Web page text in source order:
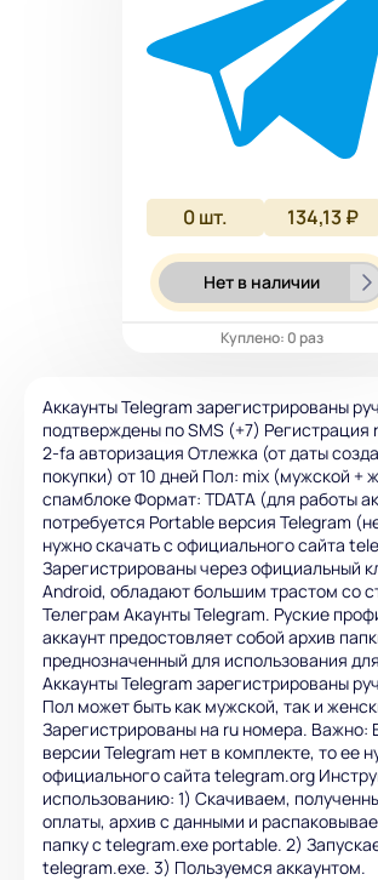
0шт. 134,13 ₽
Нет в наличии
Куплено: 0 раз
Аккаунты Telegram зарегистрированы
подтверждены по SMS (+7) Регистрация
2-fa авторизация Отлежка (от даты
покупки) от 10 дней Пол: mix (мужской +
спамблоке Формат: TDATA (для работы
потребуется Portable версия Telegram
нужно скачать с официального сайта
Зарегистрированы через официальный
Android, обладают большим трастом со
Телеграм Акаунты Telegram. Руские
аккаунт предостовляет собой архив
преднозначенный для использования
Аккаунты Telegram зарегистрированы
Пол может быть как мужской, так и
Зарегистрированы на ru номера. Важно:
версии Telegram нет в комплекте, то ее
официального сайта telegram.org
использованию: 1) Скачиваем,
оплаты, архив с данными и
папку с telegram.exe portable. 2)
telegram.exe. 3) Пользуемся аккаунтом.